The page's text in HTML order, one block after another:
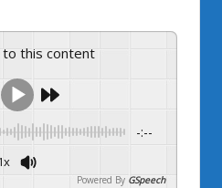
to this content
-:--
Powered By GSpeech